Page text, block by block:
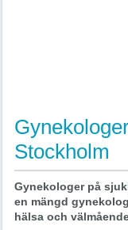
Stockholm
Gynekologer på
en mängd
hälsa och